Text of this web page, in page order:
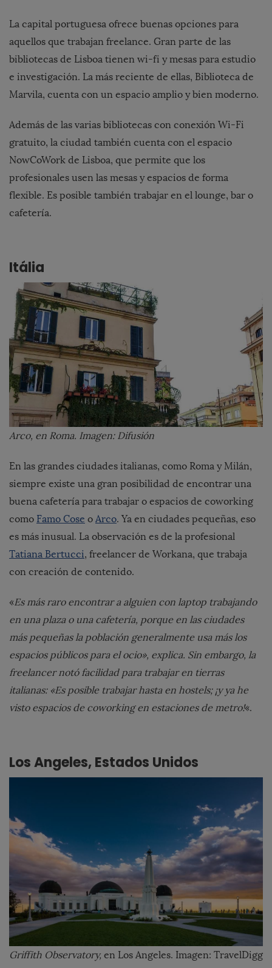
La capital portuguesa ofrece buenas opciones para
aquellos que trabajan freelance. Gran parte de las
bibliotecas de Lisboa tienen wi-fi y mesas para estudio
e investigación. La más reciente de ellas, Biblioteca de
Marvila, cuenta con un espacio amplio y bien moderno.
Además de las varias bibliotecas con conexión Wi-Fi
gratuito, la ciudad también cuenta con el espacio
NowCoWork de Lisboa, que permite que los
profesionales usen las mesas y espacios de forma
flexible. Es posible también trabajar en el lounge, bar o
cafetería.
Itália
Arco, en Roma. Imagen: Difusión
En las grandes ciudades italianas, como Roma y Milán,
siempre existe una gran posibilidad de encontrar una
buena cafetería para trabajar o espacios de coworking
como Famo Cose o Arco. Ya en ciudades pequeñas, eso
es más inusual. La observación es de la profesional
Tatiana Bertucci, freelancer de Workana, que trabaja
con creación de contenido.
«Es más raro encontrar a alguien con laptop trabajando
en una plaza o una cafetería, porque en las ciudades
más pequeñas la población generalmente usa más los
espacios públicos para el ocio», explica. Sin embargo, la
freelancer notó facilidad para trabajar en tierras
italianas: «Es posible trabajar hasta en hostels; ¡y ya he
visto espacios de coworking en estaciones de metro!«.
Los Angeles, Estados Unidos
Griffith Observatory, en Los Angeles. Imagen: TravelDigg